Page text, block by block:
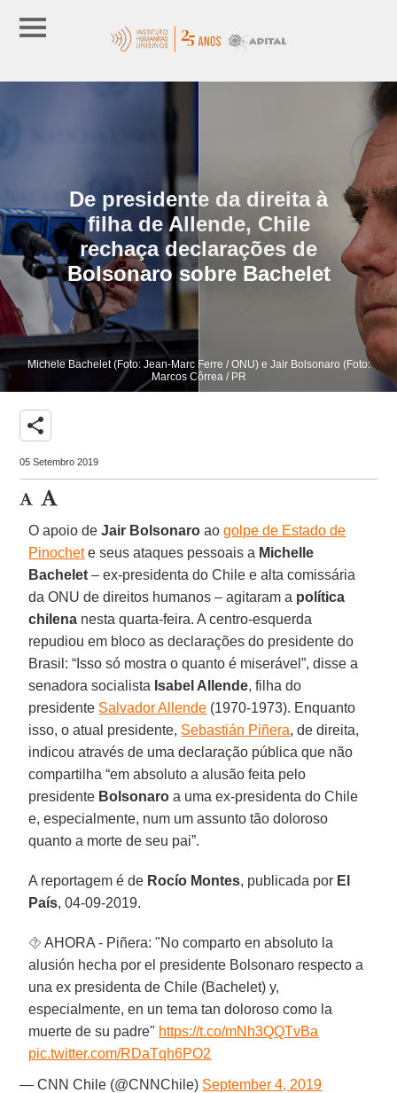
De presidente da direita à
filha de Allende, Chile
rechaça declarações de
Bolsonaro sobre Bachelet
Michele Bachelet (Foto: Jean-Marc Ferre / ONU) e Jair Bolsonaro (Foto:
Marcos Côrrea / PR
share
05 Setembro 2019
O apoio deJair Bolsonaro aogolpe de Estado de
Pinochete seus ataques pessoais a Michelle
Bachelet – ex-presidenta do Chile e alta comissária
da ONU de direitos humanos – agitaram a política
chilena nesta quarta-feira. A centro-esquerda
repudiou em bloco as declarações do presidente do
Brasil: “Isso só mostra o quanto é miserável”, disse a
senadora socialista Isabel Allende, filha do
presidente Salvador Allende (1970-1973). Enquanto
isso, o atual presidente, Sebastián Piñera, de direita,
indicou através de uma declaração pública que não
compartilha “em absoluto a alusão feita pelo
presidente Bolsonaro a uma ex-presidenta do Chile
e, especialmente, num um assunto tão doloroso
quanto a morte de seu pai”.
A reportagem é de Rocío Montes, publicada por El
País, 04-09-2019.
⯑ AHORA - Piñera: "No comparto en absoluto la
alusión hecha por el presidente Bolsonaro respecto a
una ex presidenta de Chile (Bachelet) y,
especialmente, en un tema tan doloroso como la
muerte de su padre" https://t.co/mNh3QQTvBa
pic.twitter.com/RDaTqh6PO2
— CNN Chile (@CNNChile) September 4, 2019